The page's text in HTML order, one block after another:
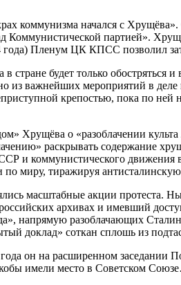
коммунизма начался с
Коммунистической партией».
года) Пленум ЦК КПСС позволил
будет только обостряться
из важнейших мероприятий в
крепостью, пока по
Хрущёва о «разоблачении
раскрывать содержание
и коммунистического
миру, тиражируя
масштабные акции протеста.
архивах и имевший
напрямую разоблачающих
доклад» соткан сплошь из
он на расширенном
имели место в Советском